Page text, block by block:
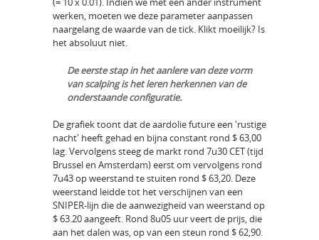
werken, moeten we deze parameter aanpassen
naargelang de waarde van de tick. Klikt moeilijk? Is
het absoluut niet.
De eerste stap in het aanlere van deze vorm
van scalping is het leren herkennen van de
onderstaande configuratie.
De grafiek toont dat de aardolie future een 'rustige
nacht' heeft gehad en bijna constant rond $ 63,00
lag. Vervolgens steeg de markt rond 7u30 CET (tijd
Brussel en Amsterdam) eerst om vervolgens rond
7u43 op weerstand te stuiten rond $ 63,20. Deze
weerstand leidde tot het verschijnen van een
SNIPER-lijn die de aanwezigheid van weerstand op
$ 63.20 aangeeft. Rond 8u05 uur veert de prijs, die
aan het dalen was, op van een steun rond $ 62,90.